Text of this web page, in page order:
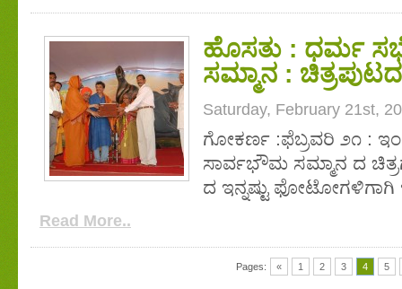
ಹೊಸತು : ಧರ್ಮ
ಸಮ್ಮಾನ :
Saturday, February 21st,
ಗೋಕರ್ಣ :ಫೆಬ್ರವರಿ ೨೧ :
ಸಾರ್ವಭೌಮ ಸಮ್ಮಾನ ದ
ದ ಇನ್ನಷ್ಟು ಫೋಟೋಗಳಿಗಾಗಿ
Read More..
Pages: « 1 2 3 4 5